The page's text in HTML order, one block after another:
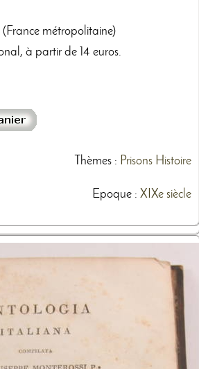
(France métropolitaine)
à partir de 14 euros.
Thèmes: Prisons Histoire
Epoque : XIXe siècle